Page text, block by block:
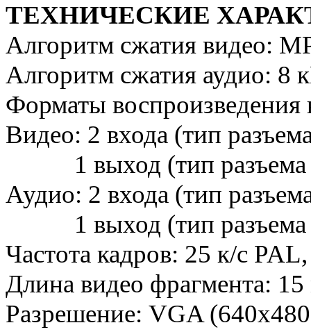
ТЕХНИЧЕСКИЕ
Алгоритм сжатия видео:
Алгоритм сжатия аудио: 8
Форматы
Видео: 2 входа (тип
1 выход (тип разъема
Аудио: 2 входа (тип
1 выход (тип разъема
Частота кадров: 25 к/с
Длина видео фрагмента:
Разрешение: VGA